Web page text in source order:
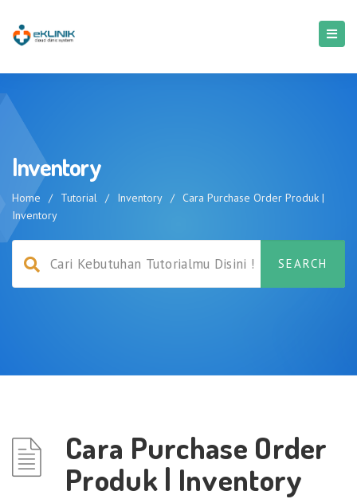
Inventory
Home / Tutorial / Inventory / Cara Purchase Order Produk |
Inventory
Cara Purchase Order
Produk | Inventory